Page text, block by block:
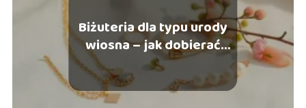
Biżuteria dla typu urody
wiosna – jak dobierać
kolory i metale?